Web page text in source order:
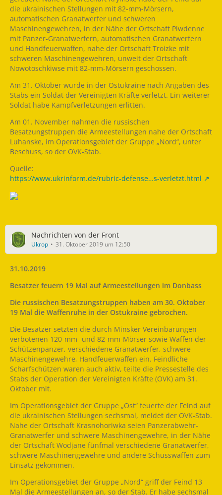
die ukrainischen Stellungen mit 82-mm-Mörsern,
automatischen Granatwerfer und schweren
Maschinengewehren, in der Nähe der Ortschaft Piwdenne
mit Panzer-Granatwerfern, automatischen Granatwerfern
und Handfeuerwaffen, nahe der Ortschaft Troizke mit
schweren Maschinengewehren, unweit der Ortschaft
Nowotoschkiwse mit 82-mm-Mörsern geschossen.
Am 31. Oktober wurde in der Ostukraine nach Angaben des
Stabs ein Soldat der Vereinigten Kräfte verletzt. Ein weiterer
Soldat habe Kampfverletzungen erlitten.
Am 01. November nahmen die russischen
Besatzungstruppen die Armeestellungen nahe der Ortschaft
Luhanske, im Operationsgebiet der Gruppe „Nord“, unter
Beschuss, so der OVK-Stab.
Quelle:
https://www.ukrinform.de/rubric-defense…s-verletzt.html
Nachrichten von der Front
Ukrop 31. Oktober 2019 um 12:50
31.10.2019
Besatzer feuern 19 Mal auf Armeestellungen im Donbass
Die russischen Besatzungstruppen haben am 30. Oktober
19 Mal die Waffenruhe in der Ostukraine gebrochen.
Die Besatzer setzten die durch Minsker Vereinbarungen
verbotenen 120-mm- und 82-mm-Mörser sowie Waffen der
Schützenpanzer, verschiedene Granatwerfer, schwere
Maschinengewehre, Handfeuerwaffen ein. Feindliche
Scharfschützen waren auch aktiv, teilte die Pressestelle des
Stabs der Operation der Vereinigten Kräfte (OVK) am 31.
Oktober mit.
Im Operationsgebiet der Gruppe „Ost“ feuerte der Feind auf
die ukrainischen Stellungen sechsmal, meldet der OVK-Stab.
Nahe der Ortschaft Krasnohoriwka seien Panzerabwehr-
Granatwerfer und schwere Maschinengewehre, in der Nähe
der Ortschaft Wodjane fünfmal verschiedene Granatwerfer,
schwere Maschinengewehre und andere Schusswaffen zum
Einsatz gekommen.
Im Operationsgebiet der Gruppe „Nord“ griff der Feind 13
Mal die Armeestellungen an, so der Stab. Er habe sechsmal